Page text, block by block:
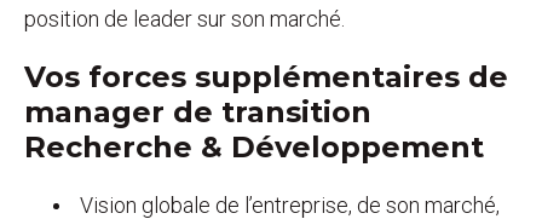
position de leader sur son marché.
Vos forces supplémentaires de
manager de transition
Recherche & Développement
Vision globale de l’entreprise, de son marché,